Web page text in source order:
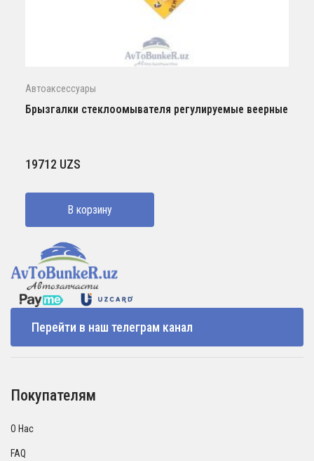
Автоаксессуары
Брызгалки стеклоомывателя регулируемые веерные
19712 UZS
В корзину
Перейти в наш телеграм канал
Покупателям
О Нас
FAQ